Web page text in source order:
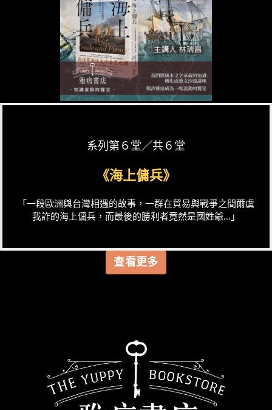
系列第６堂／共６堂
《海上傭兵》
「一段歐洲與台灣相遇的故事，一群在貿易與戰爭之間爾虞
我詐的海上傭兵，而最後的勝利者竟然是國姓爺...」
查看更多